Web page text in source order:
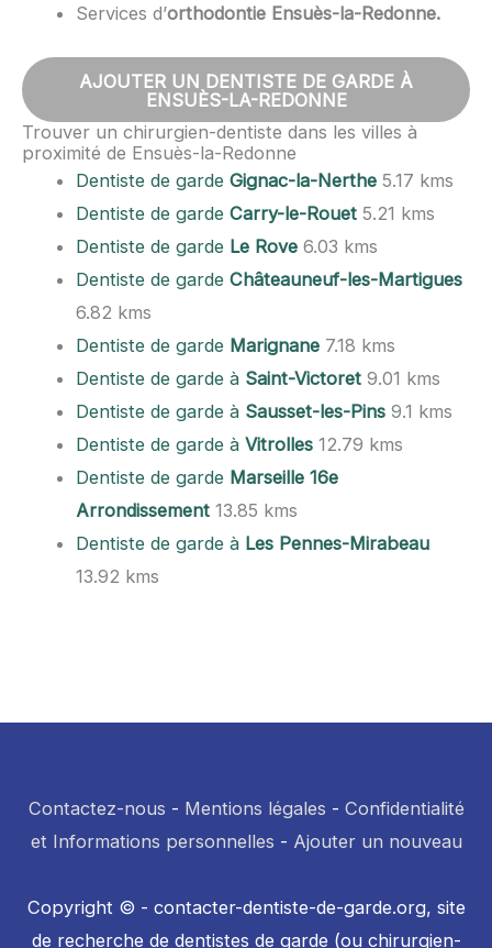
Services d’orthodontie Ensuès-la-Redonne.
AJOUTER UN DENTISTE DE GARDE À
ENSUÈS-LA-REDONNE
Trouver un chirurgien-dentiste dans les villes à
proximité de Ensuès-la-Redonne
Dentiste de gardeGignac-la-Nerthe 5.17 kms
Dentiste de gardeCarry-le-Rouet 5.21 kms
Dentiste de garde Le Rove 6.03 kms
Dentiste de gardeChâteauneuf-les-Martigues
6.82 kms
Dentiste de garde Marignane 7.18 kms
Dentiste de garde à Saint-Victoret 9.01 kms
Dentiste de garde à Sausset-les-Pins 9.1 kms
Dentiste de garde àVitrolles 12.79 kms
Dentiste de garde Marseille 16e
Arrondissement 13.85 kms
Dentiste de garde à Les Pennes-Mirabeau
13.92 kms
Contactez-nous - Mentions légales - Confidentialité
et Informations personnelles - Ajouter un nouveau
Copyright © - contacter-dentiste-de-garde.org, site
de recherche de dentistes de garde (ou chirurgien-